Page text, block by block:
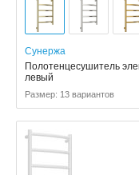
Сунержа
Полотенцесушитель
левый
Размер: 13 вариантов